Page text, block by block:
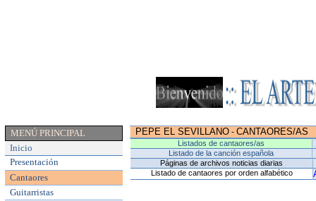
MENÚ PRINCIPAL
Inicio
Presentación
Cantaores
Guitarristas
PEPE EL SEVILLANO -CANTAORES/AS
Listados de cantaores/as
Listado de la canción española
Páginas de archivos noticias diarias
Listado de cantaores por orden alfabético